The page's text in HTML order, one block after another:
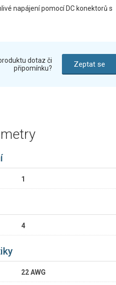
napájení pomocí DC konektorů s
dotaz či
připomínku?
Zeptat se
1
4
22 AWG